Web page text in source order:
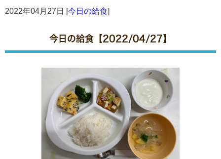
2022年04月27日 [今日の給食]
今日の給食【2022/04/27】